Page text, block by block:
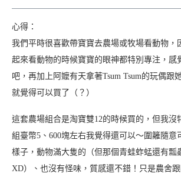
心得：
我們平時很喜歡帶寶寶去農場或牧場看動物，
起來看動物的時候寶寶的眼神都特別專注，感
吧，再加上阿嬤有天拿著Tsum Tsum的玩偶跟
就覺得可以買了（？）
這套農場組合是淘寶雙12的時候買的，但我沒
組臺幣5、600塊左右我覺得還可以～圍籬隨意
樣子，動物滿大隻的（但那個青蛙蚱蜢還有瓢
XD）、也沒有怪味，質感還不錯！只是農舍